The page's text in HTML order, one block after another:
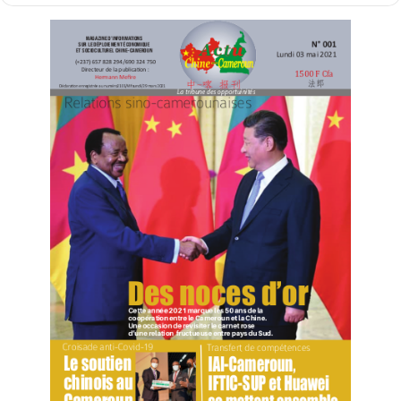
Pour ce qui est de la Corée du Sud, il faut bien se dire
que cet autre grand pays d’Asie a décidé lui aussi de
pousser ses pions en Afrique. Du 4 au 5 juin dernier, Ilsan
et Seoul ont abrité le premier sommet Corée-Afrique
sous le thème « l’avenir que nous construisons
ensemble : croissance partagée, durabilité et
solidarité ». Ce sommet qui a réuni de nombreux chefs
d’Etats et de gouvernements africains ainsi que les
chefs des organisations internationales, incarne bien la
promesse de la Corée de s’engager à contribuer à la
croissance mutuelle, à renforcer la coopération et la
solidarité afin de créer un avenir durable avec l’Afrique.
Il est surtout question pour le pays du matin frais de ne
pas être absent dans la course pour la future
gouvernance mondiale dont l’Afrique risque être le bon
arbitre. Le Japon l’a compris il y’a quelques décennies